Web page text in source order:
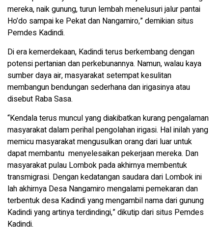
mereka, naik gunung, turun lembah menelusuri jalur pantai
Ho’do sampai ke Pekat dan Nangamiro,” demikian situs
Pemdes Kadindi.
Di era kemerdekaan, Kadindi terus berkembang dengan
potensi pertanian dan perkebunannya. Namun, walau kaya
sumber daya air, masyarakat setempat kesulitan
membangun bendungan sederhana dan irigasinya atau
disebut Raba Sasa.
“Kendala terus muncul yang diakibatkan kurang pengalaman
masyarakat dalam perihal pengolahan irigasi. Hal inilah yang
memicu masyarakat mengusulkan orang dari luar untuk
dapat membantu menyelesaikan pekerjaan mereka. Dan
masyarakat pulau Lombok pada akhirnya membentuk
transmigrasi. Dengan kedatangan saudara dari Lombok ini
lah akhirnya Desa Nangamiro mengalami pemekaran dan
terbentuk desa Kadindi yang mengambil nama dari gunung
Kadindi yang artinya terdindingi,” dikutip dari situs Pemdes
Kadindi.